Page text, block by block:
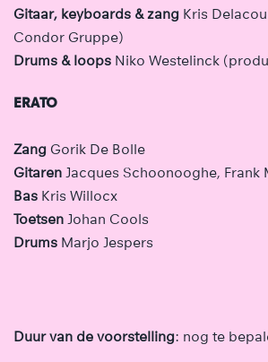
Gitaar, keyboards & zang Kris
Condor Gruppe)
Drums & loops Niko Westelinck
ERATO
Zang Gorik De Bolle
Gitaren Jacques Schoonooghe, Frank
Bas Kris Willocx
Toetsen Johan Cools
Drums Marjo Jespers
Duur van de voorstelling: nog te